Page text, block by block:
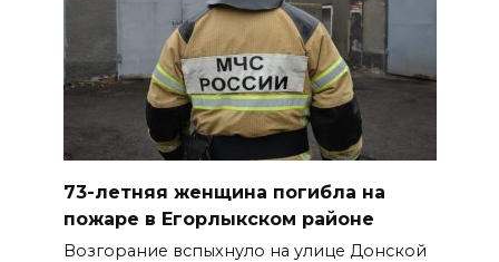
73-летняя женщина погибла на
пожаре в Егорлыкском районе
Возгорание вспыхнуло на улице Донской